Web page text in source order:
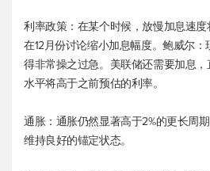
利率政策：在某个时候，放慢加息速
在12月份讨论缩小加息幅度。鲍威尔
得非常操之过急。美联储还需要加息
水平将高于之前预估的利率。
通胀：通胀仍然显著高于2%的更长周
维持良好的锚定状态。